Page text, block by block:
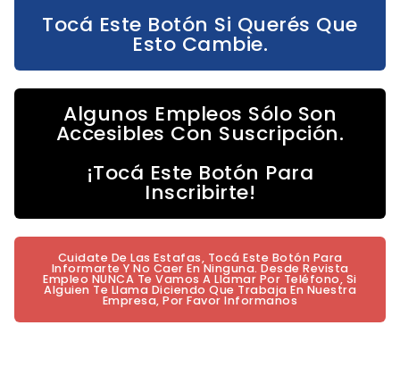
Tocá Este Botón Si Querés Que
Esto Cambie.
Algunos Empleos Sólo Son
Accesibles Con Suscripción.
¡Tocá Este Botón Para
Inscribirte!
Cuidate De Las Estafas, Tocá Este Botón Para
Informarte Y No Caer En Ninguna. Desde Revista
Empleo NUNCA Te Vamos A Llamar Por Teléfono, Si
Alguien Te Llama Diciendo Que Trabaja En Nuestra
Empresa, Por Favor Informanos